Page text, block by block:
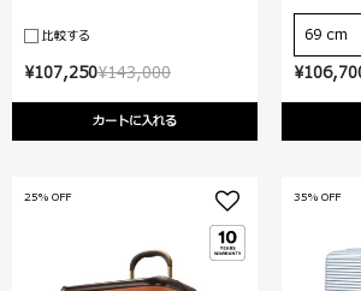
¥143,000
¥107,250
カートに入れる
比較する 69 cm
25% OFF 35% OFF